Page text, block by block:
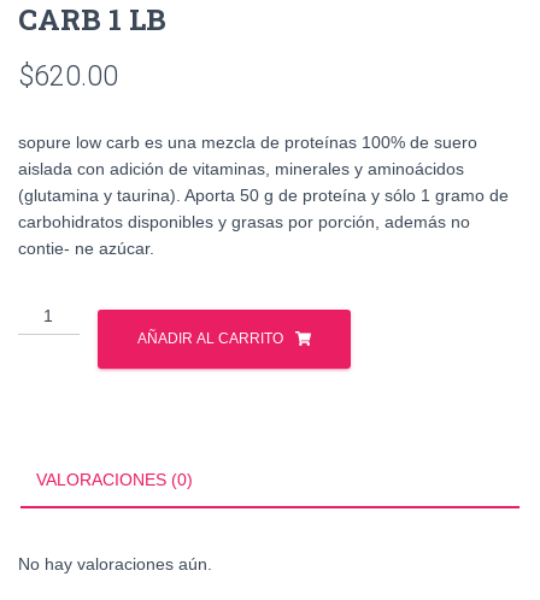
CARB 1 LB
$620.00
sopure low carb es una mezcla de proteínas 100% de suero
aislada con adición de vitaminas, minerales y aminoácidos
(glutamina y taurina). Aporta 50 g de proteína y sólo 1 gramo de
carbohidratos disponibles y grasas por porción, además no
contie- ne azúcar.
NATURES
BEST
AÑADIR AL CARRITO
VALORACIONES (0)
No hay valoraciones aún.